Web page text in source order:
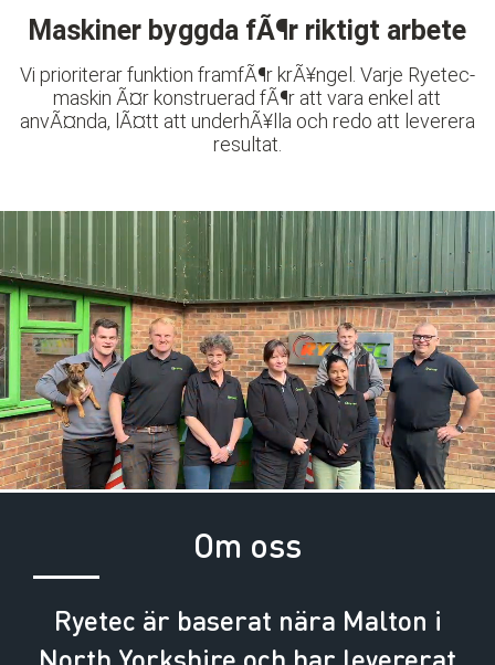
Maskiner byggda fÃ¶r riktigt arbete
Vi prioriterar funktion framfÃ¶r krÃ¥ngel. Varje Ryetec-
maskin Ã¤r konstruerad fÃ¶r att vara enkel att
anvÃ¤nda, lÃ¤tt att underhÃ¥lla och redo att leverera
resultat.
Om oss
Ryetec är baserat nära Malton i